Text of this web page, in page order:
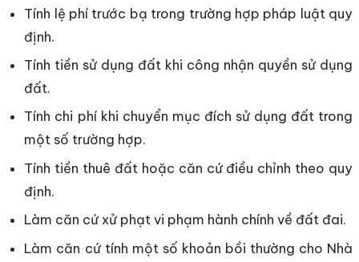
Tính lệ phí trước bạ trong trường hợp pháp luật quy
định.
Tính tiền sử dụng đất khi công nhận quyền sử dụng
đất.
Tính chi phí khi chuyển mục đích sử dụng đất trong
một số trường hợp.
Tính tiền thuê đất hoặc căn cứ điều chỉnh theo quy
định.
Làm căn cứ xử phạt vi phạm hành chính về đất đai.
Làm căn cứ tính một số khoản bồi thường cho Nhà